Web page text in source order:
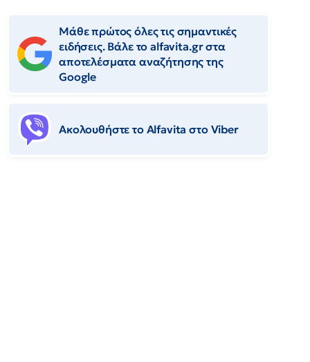
Μάθε πρώτος όλες τις σημαντικές
ειδήσεις. Βάλε το alfavita.gr στα
αποτελέσματα αναζήτησης της
Google
Ακολουθήστε το Αlfavita στο Viber